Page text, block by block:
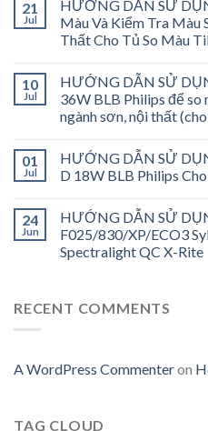
21
Jul
HƯỚNG DẪN SỬ
Màu Và Kiểm Tra Màu
Thất Cho Tủ So Màu
10
Jul
HƯỚNG DẪN SỬ
36W BLB Philips để so
ngành sơn, nội thất
01
Jul
HƯỚNG DẪN SỬ
D 18W BLB Philips
24
Jun
HƯỚNG DẪN SỬ
F025/830/XP/ECO3
Spectralight QC X-Rite
RECENT COMMENTS
A WordPress Commenteron
TAG CLOUD